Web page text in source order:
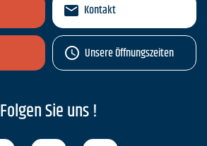
Kontakt
Unsere Öffnungszeiten
Folgen Sie uns !